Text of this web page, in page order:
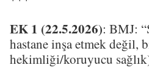
EK 1 (22.5.2026): BMJ:
hastane inşa etmek değil,
hekimliği/koruyucu